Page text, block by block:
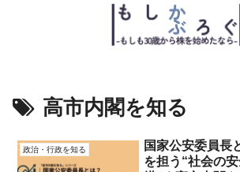
高市内閣を知る
政治・行政を知る
国家公安委員長
を担う“社会の